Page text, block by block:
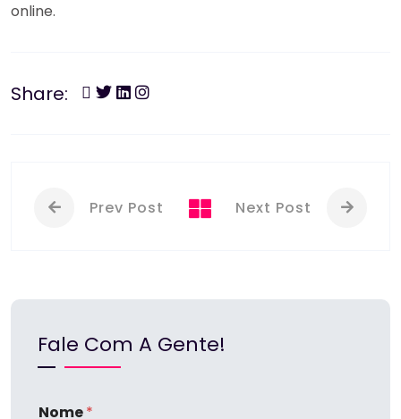
online.
Share:
Prev Post Next Post
Fale Com A Gente!
Nome*